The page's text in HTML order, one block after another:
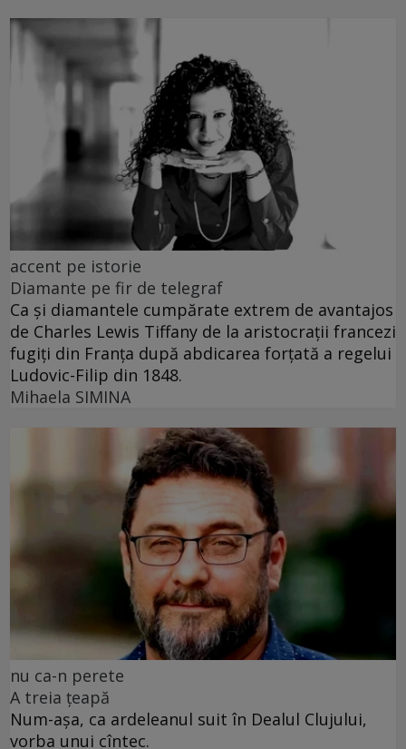
accent pe istorie
Diamante pe fir de telegraf
Ca și diamantele cumpărate extrem de avantajos
de Charles Lewis Tiffany de la aristocrații francezi
fugiți din Franța după abdicarea forțată a regelui
Ludovic-Filip din 1848.
Mihaela SIMINA
nu ca-n perete
A treia țeapă
Num-așa, ca ardeleanul suit în Dealul Clujului,
vorba unui cîntec.